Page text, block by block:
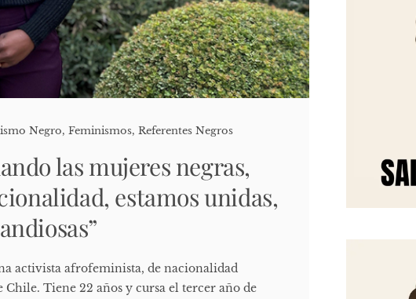
Negro,Feminismos,Referentes Negros
las mujeres negras,
estamos unidas,
activista afrofeminista, de nacionalidad
Chile. Tiene 22 años y cursa el tercer año de